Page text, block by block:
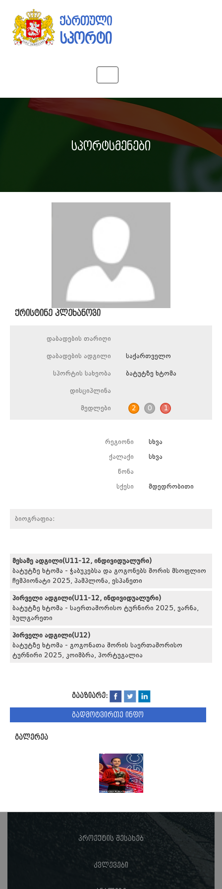
ქართული
სპორტი
navigation
სპორტსმენები
ქრისტინე პლეხანოვი
დაბადების თარიღი
დაბადების ადგილი საქართველო
სპორტის სახეობა ბატუტზე ხტომა
დისციპლინა
მედლები 2 0 1
რეგიონი სხვა
ქალაქი სხვა
წონა
სქესი მდედრობითი
ბიოგრაფია:
მესამე ადგილი(U11-12, ინდივიდუალური)
ბატუტზე ხტომა - ჭაბუკებსა და გოგონებს შორის მსოფლიო
ჩემპიონატი 2025, პამპლონა, ესპანეთი
პირველი ადგილი(U11-12, ინდივიდუალური)
ბატუტზე ხტომა - საერთაშორისო ტურნირი 2025, ვარნა,
ბულგარეთი
პირველი ადგილი(U12)
ბატუტზე ხტომა - გოგონათა შორის საერთაშორისო
ტურნირი 2025, კოიმბრა, პორტუგალია
გააზიარე:
გადმოტვირთე ინფო
გალერეა
პროექტის შესახებ
კვლევები